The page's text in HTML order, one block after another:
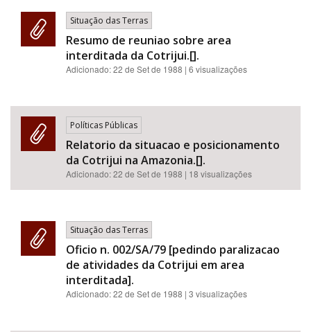
Situação das Terras
Resumo de reuniao sobre area
interditada da Cotrijui.[].
Adicionado:22 de Set de 1988 | 6 visualizações
Políticas Públicas
Relatorio da situacao e posicionamento
da Cotrijui na Amazonia.[].
Adicionado:22 de Set de 1988 | 18 visualizações
Situação das Terras
Oficio n. 002/SA/79 [pedindo paralizacao
de atividades da Cotrijui em area
interditada].
Adicionado:22 de Set de 1988 | 3 visualizações